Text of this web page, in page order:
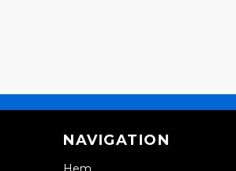
NAVIGATION